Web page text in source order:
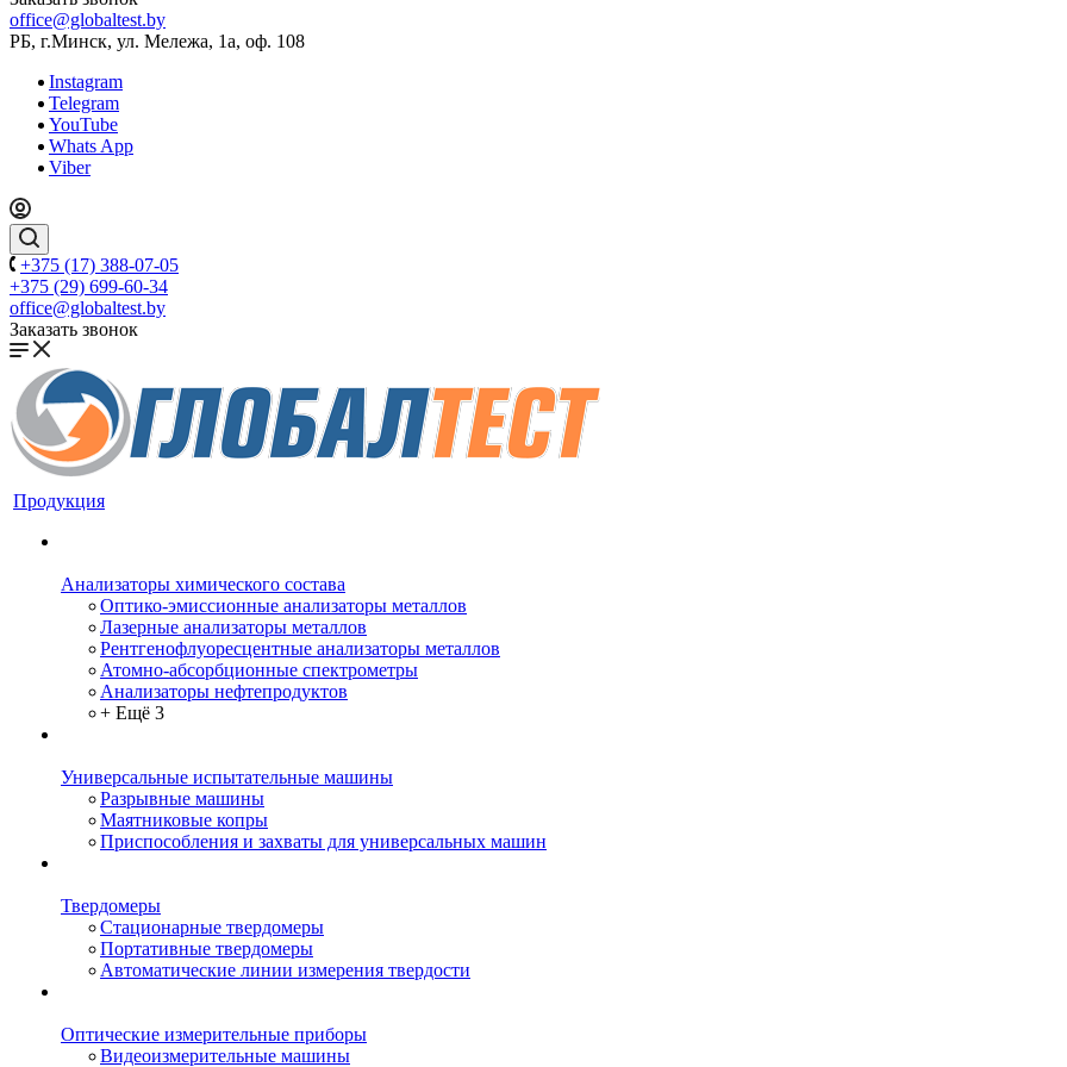
office@globaltest.by
РБ, г.Минск, ул. Мележа, 1а, оф. 108
Instagram
Telegram
YouTube
Whats App
Viber
+375 (17) 388-07-05
+375 (29) 699-60-34
office@globaltest.by
Заказать звонок
Продукция
Анализаторы химического состава
Оптико-эмиссионные анализаторы металлов
Лазерные анализаторы металлов
Рентгенофлуоресцентные анализаторы металлов
Атомно-абсорбционные спектрометры
Анализаторы нефтепродуктов
+ Ещё 3
Универсальные испытательные машины
Разрывные машины
Маятниковые копры
Приспособления и захваты для универсальных машин
Твердомеры
Стационарные твердомеры
Портативные твердомеры
Автоматические линии измерения твердости
Оптические измерительные приборы
Видеоизмерительные машины